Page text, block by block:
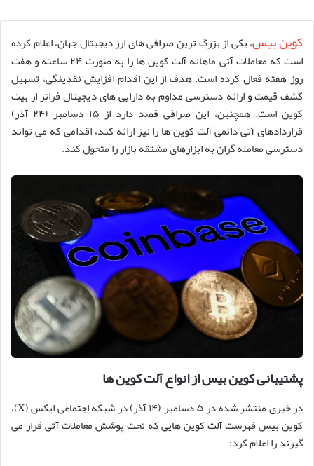
کوین بیس، یکی از بزرگ ترین صرافی های ارز دیجیتال جهان، اعلام کرده
است که معاملات آتی ماهانه آلت کوین ها را به صورت ۲۴ ساعته و هفت
روز هفته فعال کرده است. هدف از این اقدام افزایش نقدینگی، تسهیل
کشف قیمت و ارائه دسترسی مداوم به دارایی های دیجیتال فراتر از بیت
کوین است. همچنین، این صرافی قصد دارد از ۱۵ دسامبر (۲۴ آذر)
قراردادهای آتی دائمی آلت کوین ها را نیز ارائه کند، اقدامی که می تواند
دسترسی معامله گران به ابزارهای مشتقه بازار را متحول کند.
پشتیبانی کوین بیس از انواع آلت کوین ها
در خبری منتشر شده در ۵ دسامبر (۱۴ آذر) در شبکه اجتماعی ایکس (X)،
کوین بیس فهرست آلت کوین هایی که تحت پوشش معاملات آتی قرار می
گیرند را اعلام کرد: